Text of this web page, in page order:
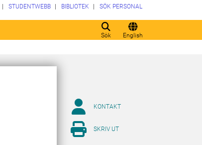
Sök English
STUDENTWEBB BIBLIOTEK SÖK PERSONAL
KONTAKT
SKRIV UT